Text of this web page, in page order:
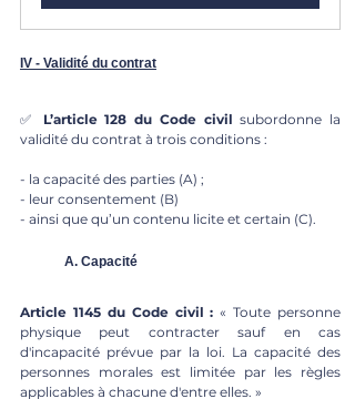
IV - Validité du contrat
✅ L’article 128 du Code civil subordonne la
validité du contrat à trois conditions :
- la capacité des parties (A) ;
- leur consentement (B)
- ainsi que qu’un contenu licite et certain (C).
A. Capacité
Article 1145 du Code civil : « Toute personne
physique peut contracter sauf en cas
d'incapacité prévue par la loi. La capacité des
personnes morales est limitée par les règles
applicables à chacune d'entre elles. »